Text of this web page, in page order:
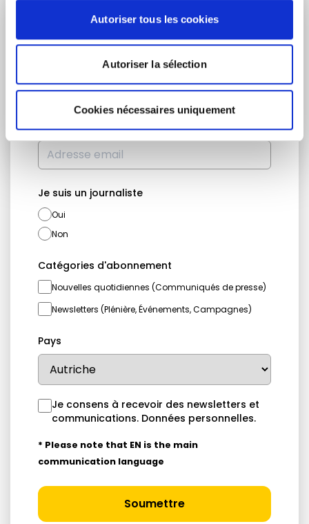
Autoriser tous les cookies
Autoriser la sélection
Cookies nécessaires uniquement
RESTEZ INFORMÉ
Nom
Adresse email
Je suis un journaliste
Oui
Non
Catégories d'abonnement
Nouvelles quotidiennes (Communiqués de presse)
Newsletters (Plénière, Événements, Campagnes)
Pays
Je consens à recevoir des newsletters et
communications. Données personnelles.
* Please note that EN is the main
communication language
Soumettre